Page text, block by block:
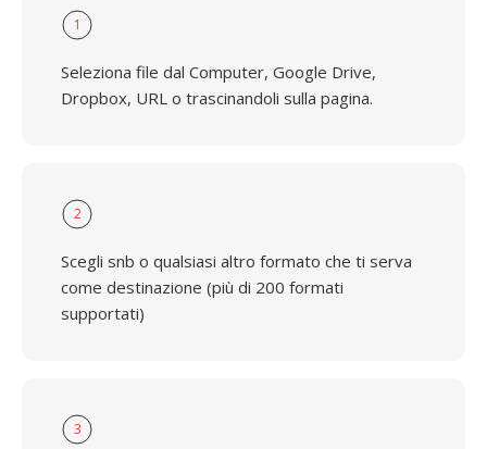
1
Seleziona file dal Computer, Google Drive,
Dropbox, URL o trascinandoli sulla pagina.
2
Scegli snb o qualsiasi altro formato che ti serva
come destinazione (più di 200 formati
supportati)
3